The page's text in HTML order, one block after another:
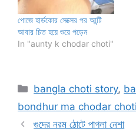
পোজে হার্ডকোর সেক্সের পর আন্টি
আবার চিত হয়ে শুয়ে পড়েন
In "aunty k chodar choti"
Categories
bangla choti story,
bondhur ma chodar choti
গুদের নরম ঠোটে পাগলা নেশা